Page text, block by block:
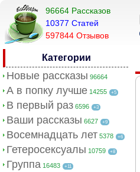
96664 Рассказов
10377 Cтатей
597844 Отзывов
Категории
Новые рассказы 96664
А в попку лучше 14255 +5
В первый раз 6596 +3
Ваши рассказы 6627 +9
Восемнадцать лет 5378 +6
Гетеросексуалы 10759 +8
Группа 16483 +11